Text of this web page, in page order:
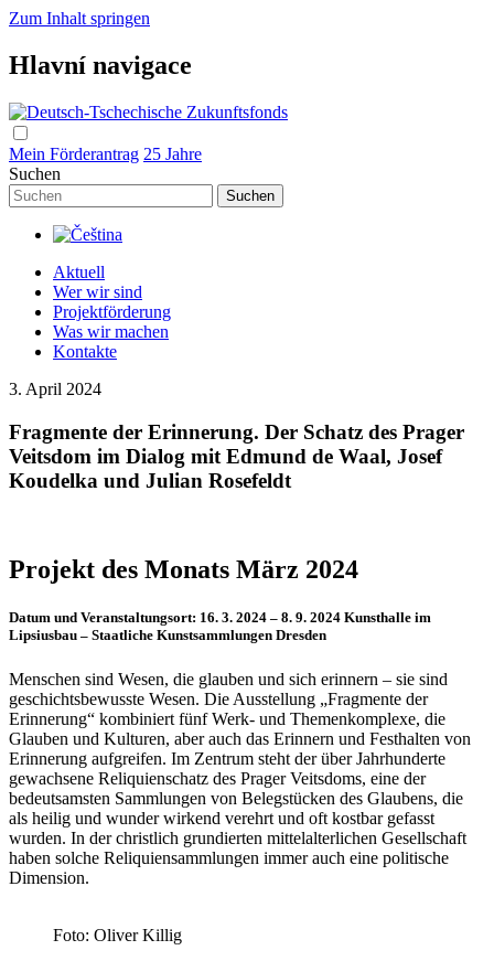
Zum Inhalt springen
Hlavní navigace
Mein Förderantrag 25 Jahre
Suchen
Aktuell
Wer wir sind
Projektförderung
Was wir machen
Kontakte
3. April 2024
Fragmente der Erinnerung. Der Schatz des Prager
Veitsdom im Dialog mit Edmund de Waal, Josef
Koudelka und Julian Rosefeldt
Projekt des Monats März 2024
Datum und Veranstaltungsort: 16. 3. 2024 – 8. 9. 2024 Kunsthalle im
Lipsiusbau – Staatliche Kunstsammlungen Dresden
Menschen sind Wesen, die glauben und sich erinnern – sie sind
geschichtsbewusste Wesen. Die Ausstellung „Fragmente der
Erinnerung“ kombiniert fünf Werk- und Themenkomplexe, die
Glauben und Kulturen, aber auch das Erinnern und Festhalten von
Erinnerung aufgreifen. Im Zentrum steht der über Jahrhunderte
gewachsene Reliquienschatz des Prager Veitsdoms, eine der
bedeutsamsten Sammlungen von Belegstücken des Glaubens, die
als heilig und wunder wirkend verehrt und oft kostbar gefasst
wurden. In der christlich grundierten mittelalterlichen Gesellschaft
haben solche Reliquiensammlungen immer auch eine politische
Dimension.
Foto: Oliver Killig